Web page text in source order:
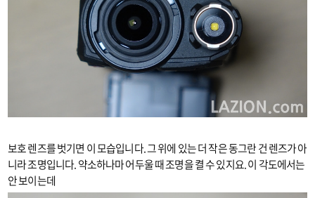
보호 렌즈를 벗기면 이 모습입니다. 그 위에 있는 더 작은 동그란 건 렌즈가 아
니라 조명입니다. 약소하나마 어두울 때 조명을 켤 수 있지요. 이 각도에서는
안 보이는데